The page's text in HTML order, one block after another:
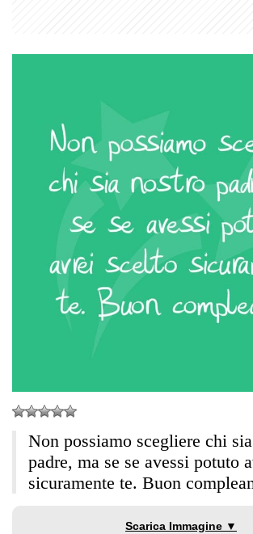
Non possiamo scegliere chi
padre, ma se se avessi potuto
sicuramente te. Buon
Scarica Immagine ▼